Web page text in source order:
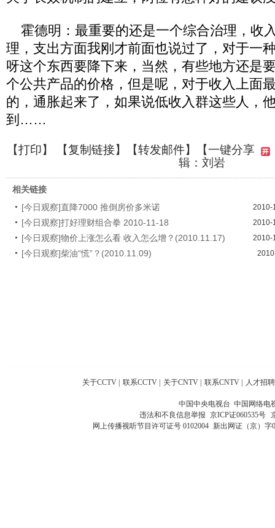
霍德明：最重要的还是一个综合治理，收
理，支出方面我刚才前面也说过了，对于一
呀这个东西要降下来，当然，有些地方还是
个公共产品的价格，但是呢，对于收入上面
的，通胀起来了，如果说低收入群这些人，
到……
【打印】 【复制链接】【转发邮件】
【一键分享
辑：刘岩
相关链接
[今日观察]直降7000 推倒房价多米诺
2010-
[今日观察]打好理财组合拳 2010-11-18 2010-
[今日观察]物价上涨怎么看 收入怎么增？(2010.11.17) 2010-
[今日观察]柴油“慌”？(2010.11.09)
关于CCTV | 联系CCTV | 关于CNTV | 联系CNTV | 人才招聘
中国中央电视台 中国网络电
违法和不良信息举报 京ICP证060535号
网上传播视听节目许可证号 0102004 新出网证（京）